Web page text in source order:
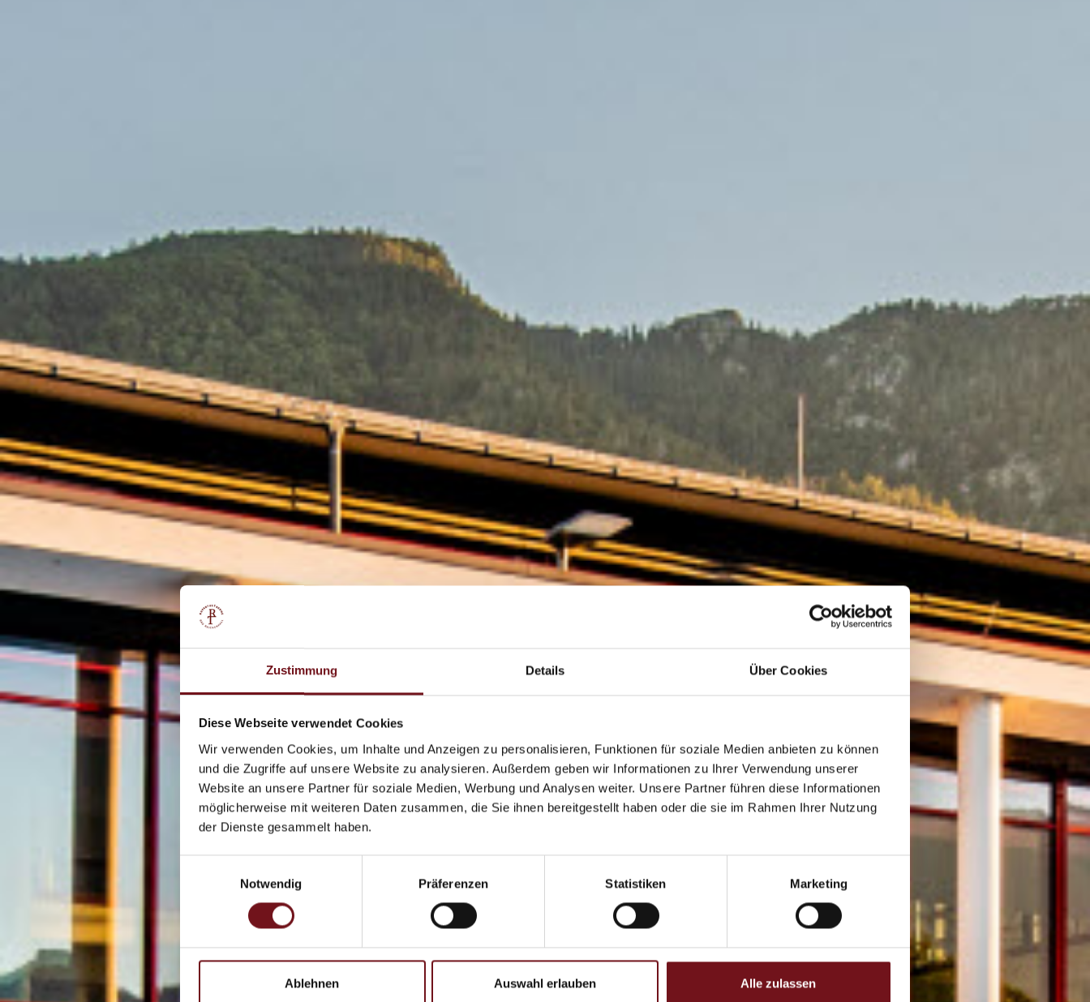
Zustimmung Details Über Cookies
Diese Webseite verwendet Cookies
Wir verwenden Cookies, um Inhalte und Anzeigen zu personalisieren, Funktionen für soziale Medien anbieten zu können
und die Zugriffe auf unsere Website zu analysieren. Außerdem geben wir Informationen zu Ihrer Verwendung unserer
Website an unsere Partner für soziale Medien, Werbung und Analysen weiter. Unsere Partner führen diese Informationen
möglicherweise mit weiteren Daten zusammen, die Sie ihnen bereitgestellt haben oder die sie im Rahmen Ihrer Nutzung
der Dienste gesammelt haben.
Notwendig
Präferenzen Statistiken Marketing
Ablehnen Auswahl erlauben Alle zulassen